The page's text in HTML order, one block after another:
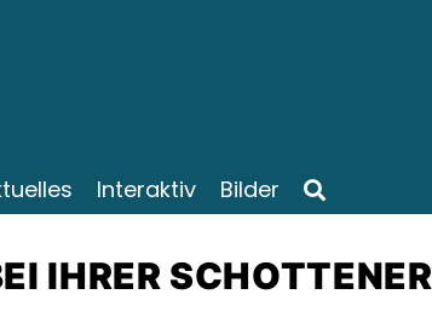
Interaktiv Bilder
IHRER